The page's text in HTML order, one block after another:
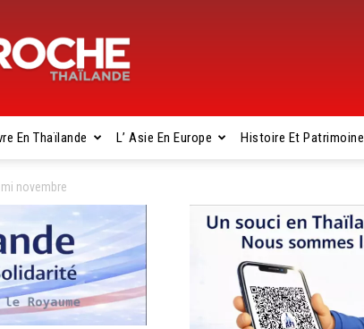
Gavroche
Thaïlande
En Thaïlande L’ Asie En Europe Histoire Et Patrimoine
mi novembre